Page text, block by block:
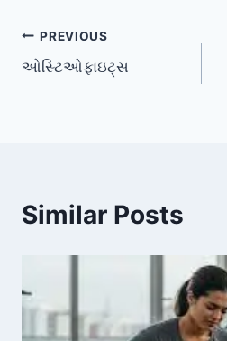
Post
navigation
PREVIOUS
ઓસ્ટિઓફાઇટ્સ
Similar Posts